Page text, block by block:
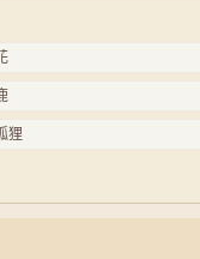
狸